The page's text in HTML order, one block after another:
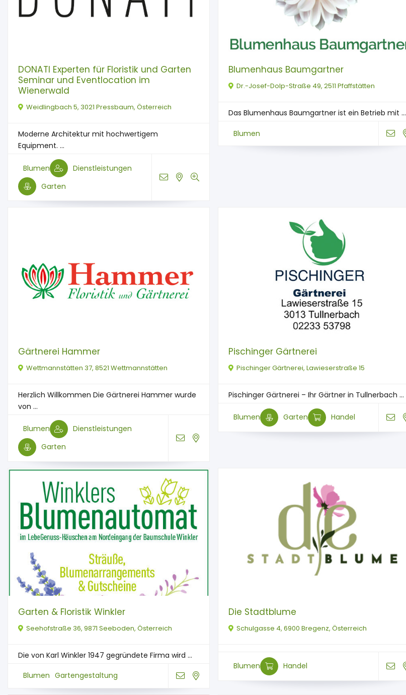
DONATI Experten für Floristik und Garten
Seminar und Eventlocation im
Wienerwald
Weidlingbach 5, 3021 Pressbaum, Österreich
Moderne Architektur mit hochwertigem
Equipment. ...
Blumen
Dienstleistungen
Garten
Blumenhaus Baumgartner
Dr.-Josef-Dolp-Straße 49, 2511 Pfaffstätten
Das Blumenhaus Baumgartner ist ein Betrieb mit ...
Blumen
Gärtnerei Hammer
Wettmannstätten 37, 8521 Wettmannstätten
Herzlich Willkommen Die Gärtnerei Hammer wurde
von ...
Blumen
Dienstleistungen
Garten
Pischinger Gärtnerei
Pischinger Gärtnerei, Lawieserstraße 15
Pischinger Gärtnerei – Ihr Gärtner in Tullnerbach ...
Blumen Garten Handel
Garten & Floristik Winkler
Seehofstraße 36, 9871 Seeboden, Österreich
Die von Karl Winkler 1947 gegründete Firma wird ...
Blumen Gartengestaltung
Die Stadtblume
Schulgasse 4, 6900 Bregenz, Österreich
Blumen Handel